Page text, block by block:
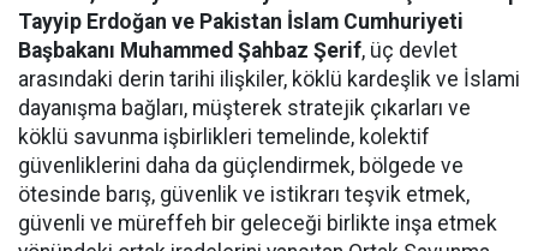
Tayyip Erdoğan ve Pakistan İslam Cumhuriyeti
Başbakanı Muhammed Şahbaz Şerif, üç devlet
arasındaki derin tarihi ilişkiler, köklü kardeşlik ve İslami
dayanışma bağları, müşterek stratejik çıkarları ve
köklü savunma işbirlikleri temelinde, kolektif
güvenliklerini daha da güçlendirmek, bölgede ve
ötesinde barış, güvenlik ve istikrarı teşvik etmek,
güvenli ve müreffeh bir geleceği birlikte inşa etmek